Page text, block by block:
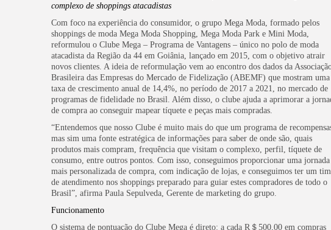
complexo de shoppings atacadistas
Com foco na experiência do consumidor, o grupo Mega Moda, formado pelos
shoppings de moda Mega Moda Shopping, Mega Moda Park e Mini Moda,
reformulou o Clube Mega – Programa de Vantagens – único no polo de moda
atacadista da Região da 44 em Goiânia, lançado em 2015, com o objetivo atrair
novos clientes. A ideia de reformulação vem ao encontro dos dados da
Brasileira das Empresas do Mercado de Fidelização (ABEMF) que mostram uma
taxa de crescimento anual de 14,4%, no período de 2017 a 2021, no mercado de
programas de fidelidade no Brasil. Além disso, o clube ajuda a aprimorar a
de compra ao conseguir mapear tíquete e peças mais compradas.
“Entendemos que nosso Clube é muito mais do que um programa de
mas sim uma fonte estratégica de informações para saber de onde são, quais
produtos mais compram, frequência que visitam o complexo, perfil, tíquete de
consumo, entre outros pontos. Com isso, conseguimos proporcionar uma jornada
mais personalizada de compra, com indicação de lojas, e conseguimos ter um
de atendimento nos shoppings preparado para guiar estes compradores de todo o
Brasil”, afirma Paula Sepulveda, Gerente de marketing do grupo.
Funcionamento
O sistema de pontuação do Clube Mega é direto: a cada R＄500,00 em compras